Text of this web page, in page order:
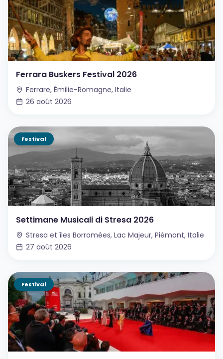
Ferrara Buskers Festival 2026
Ferrare, Émilie-Romagne, Italie
26 août 2026
Festival
Settimane Musicali di Stresa 2026
Stresa et îles Borromées, Lac Majeur, Piémont, Italie
27 août 2026
Festival